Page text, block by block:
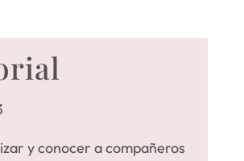
y conocer a compañeros